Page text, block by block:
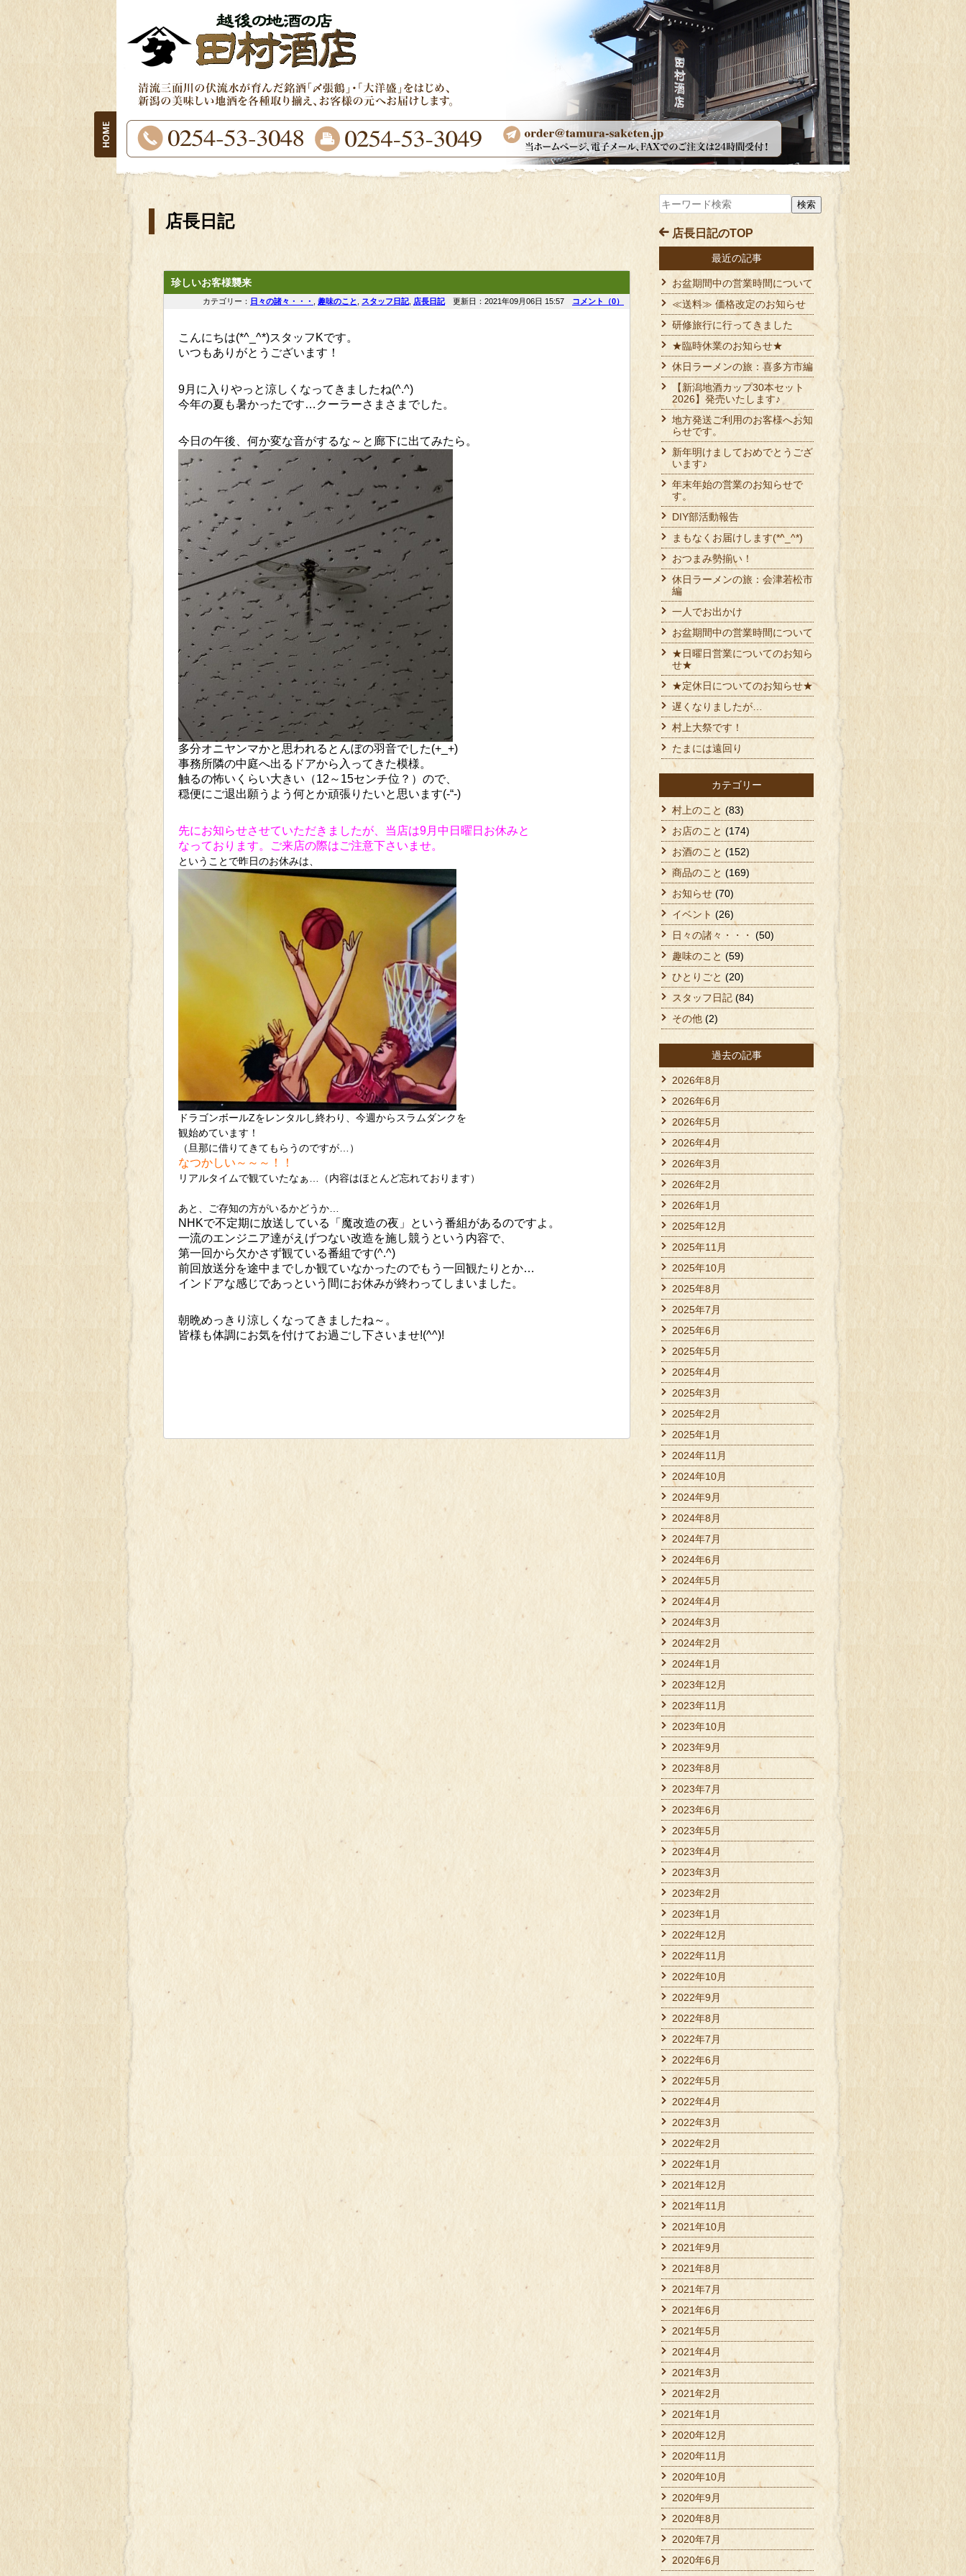
店長日記
珍しいお客様襲来
カテゴリー： 日々の諸々・・・ 趣味のこと スタッフ日記, 店長日記更新日：2021年09月06日 15:57 コメント（0）
こんにちは(*^_^*)スタッフKです。
いつもありがとうございます！
9月に入りやっと涼しくなってきましたね(^.^)
今年の夏も暑かったです…クーラーさまさまでした。
今日の午後、何か変な音がするな～と廊下に出てみたら。
多分オニヤンマかと思われるとんぼの羽音でした(+_+)
事務所隣の中庭へ出るドアから入ってきた模様。
触るの怖いくらい大きい（12～15センチ位？）ので、
穏便にご退出願うよう何とか頑張りたいと思います(-“-)
先にお知らせさせていただきましたが、当店は9月中日曜日お休みと
なっております。ご来店の際はご注意下さいませ。
ということで昨日のお休みは、
ドラゴンボールZをレンタルし終わり、今週からスラムダンクを
観始めています！
（旦那に借りてきてもらうのですが…）
なつかしい～～～！！
リアルタイムで観ていたなぁ…（内容はほとんど忘れております）
あと、ご存知の方がいるかどうか…
NHKで不定期に放送している「魔改造の夜」という番組があるのですよ。
一流のエンジニア達がえげつない改造を施し競うという内容で、
第一回から欠かさず観ている番組です(^.^)
前回放送分を途中までしか観ていなかったのでもう一回観たりとか…
インドアな感じであっという間にお休みが終わってしまいました。
朝晩めっきり涼しくなってきましたね～。
皆様も体調にお気を付けてお過ごし下さいませ!(^^)!
店長日記のTOP
最近の記事
お盆期間中の営業時間について
≪送料≫ 価格改定のお知らせ
研修旅行に行ってきました
★臨時休業のお知らせ★
休日ラーメンの旅：喜多方市編
【新潟地酒カップ30本セット
2026】発売いたします♪
地方発送ご利用のお客様へお知
らせです。
新年明けましておめでとうござ
います♪
年末年始の営業のお知らせで
す。
DIY部活動報告
まもなくお届けします(*^_^*)
おつまみ勢揃い！
休日ラーメンの旅：会津若松市
編
一人でお出かけ
お盆期間中の営業時間について
★日曜日営業についてのお知ら
せ★
★定休日についてのお知らせ★
遅くなりましたが…
村上大祭です！
たまには遠回り
カテゴリー
村上のこと (83)
お店のこと (174)
お酒のこと (152)
商品のこと (169)
お知らせ (70)
イベント (26)
日々の諸々・・・ (50)
趣味のこと (59)
ひとりごと (20)
スタッフ日記 (84)
その他 (2)
過去の記事
2026年8月
2026年6月
2026年5月
2026年4月
2026年3月
2026年2月
2026年1月
2025年12月
2025年11月
2025年10月
2025年8月
2025年7月
2025年6月
2025年5月
2025年4月
2025年3月
2025年2月
2025年1月
2024年11月
2024年10月
2024年9月
2024年8月
2024年7月
2024年6月
2024年5月
2024年4月
2024年3月
2024年2月
2024年1月
2023年12月
2023年11月
2023年10月
2023年9月
2023年8月
2023年7月
2023年6月
2023年5月
2023年4月
2023年3月
2023年2月
2023年1月
2022年12月
2022年11月
2022年10月
2022年9月
2022年8月
2022年7月
2022年6月
2022年5月
2022年4月
2022年3月
2022年2月
2022年1月
2021年12月
2021年11月
2021年10月
2021年9月
2021年8月
2021年7月
2021年6月
2021年5月
2021年4月
2021年3月
2021年2月
2021年1月
2020年12月
2020年11月
2020年10月
2020年9月
2020年8月
2020年7月
2020年6月